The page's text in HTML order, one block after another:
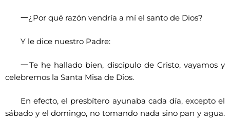
一¿Por qué razón vendría a mí el santo de Dios?
Y le dice nuestro Padre:
一Te he hallado bien, discípulo de Cristo, vayamos y
celebremos la Santa Misa de Dios.
En efecto, el presbítero ayunaba cada día, excepto el
sábado y el domingo, no tomando nada sino pan y agua.